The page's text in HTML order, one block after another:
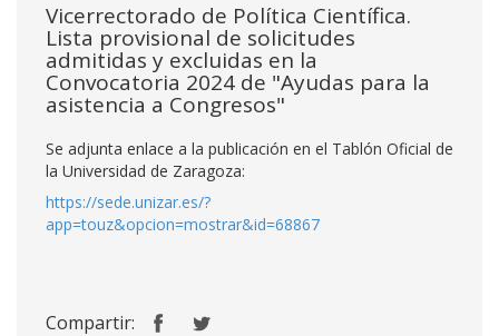
Vicerrectorado de Política Científica.
Lista provisional de solicitudes
admitidas y excluidas en la
Convocatoria 2024 de "Ayudas para la
asistencia a Congresos"
Se adjunta enlace a la publicación en el Tablón Oficial de
la Universidad de Zaragoza:
https://sede.unizar.es/?
app=touz&opcion=mostrar&id=68867
Compartir: